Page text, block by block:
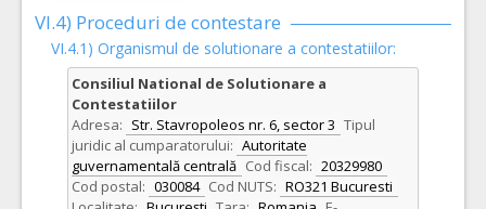
VI.4) Proceduri de contestare
VI.4.1) Organismul de solutionare a contestatiilor:
Consiliul National de Solutionare a
Contestatiilor
Adresa: Str. Stavropoleos nr. 6, sector 3 Tipul
juridic al cumparatorului: Autoritate
guvernamentală centrală Cod fiscal: 20329980
Cod postal: 030084 Cod NUTS: RO321 Bucuresti